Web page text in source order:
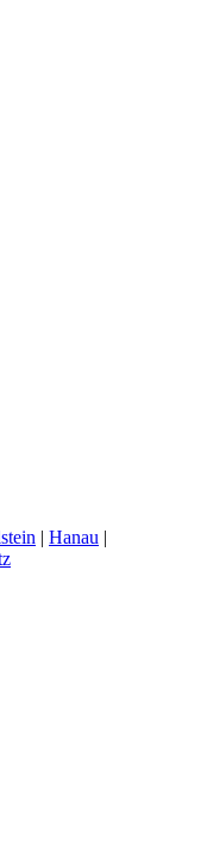
| Hanau |